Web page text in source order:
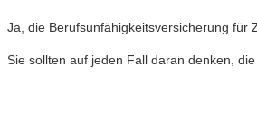
Ja, die Berufsunfähigkeitsversicherung für
Sie sollten auf jeden Fall daran denken,